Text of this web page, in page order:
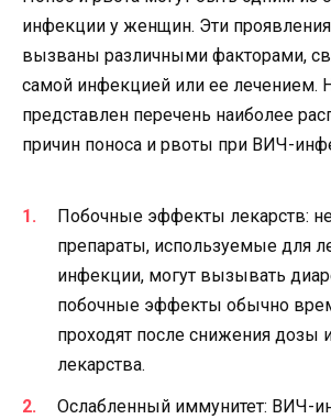
инфекции у женщин. Эти
вызваны различными факторами,
самой инфекцией или ее лечением.
представлен перечень наиболее
причин поноса и рвоты при ВИЧ-
Побочные эффекты лекарств:
препараты, используемые для
инфекции, могут вызывать
побочные эффекты обычно
проходят после снижения дозы
лекарства.
Ослабленный иммунитет: ВИЧ-